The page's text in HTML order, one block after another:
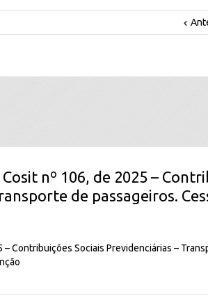
nº 106, de 2025 –
de passageiros.
Contribuições Sociais Previdenciárias –